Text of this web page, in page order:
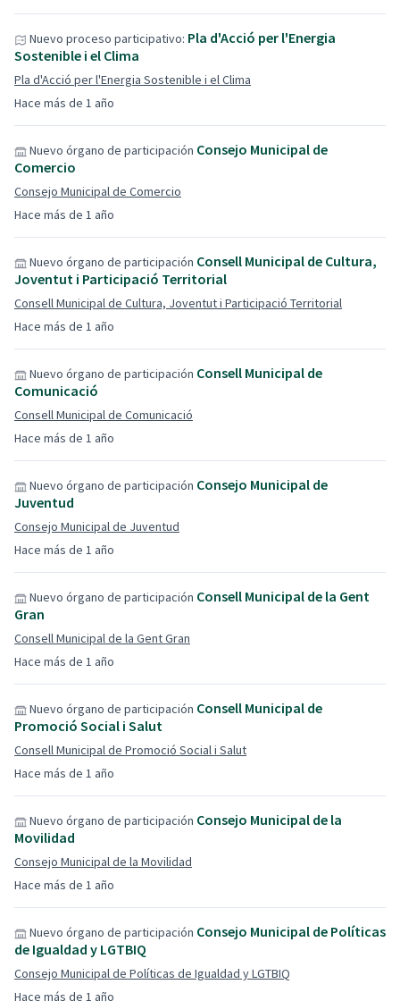
Hace más de 1 año
Nuevo proceso participativo: Pla d'Acció per l'Energia
Sostenible i el Clima
Pla d'Acció per l'Energia Sostenible i el Clima
Hace más de 1 año
Nuevo órgano de participación Consejo Municipal de
Comercio
Consejo Municipal de Comercio
Hace más de 1 año
Nuevo órgano de participación Consell Municipal de Cultura,
Joventut i Participació Territorial
Consell Municipal de Cultura, Joventut i Participació Territorial
Hace más de 1 año
Nuevo órgano de participación Consell Municipal de
Comunicació
Consell Municipal de Comunicació
Hace más de 1 año
Nuevo órgano de participación Consejo Municipal de
Juventud
Consejo Municipal de Juventud
Hace más de 1 año
Nuevo órgano de participación Consell Municipal de la Gent
Gran
Consell Municipal de la Gent Gran
Hace más de 1 año
Nuevo órgano de participación Consell Municipal de
Promoció Social i Salut
Consell Municipal de Promoció Social i Salut
Hace más de 1 año
Nuevo órgano de participación Consejo Municipal de la
Movilidad
Consejo Municipal de la Movilidad
Hace más de 1 año
Nuevo órgano de participación Consejo Municipal de Políticas
de Igualdad y LGTBIQ
Consejo Municipal de Políticas de Igualdad y LGTBIQ